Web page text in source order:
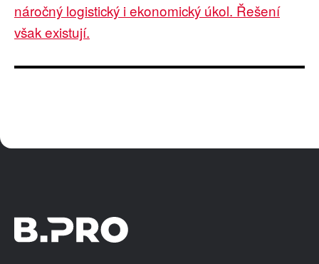
náročný logistický i ekonomický úkol. Řešení
však existují.